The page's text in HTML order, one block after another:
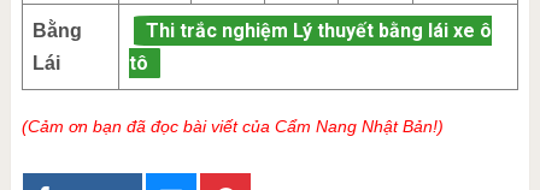
Bằng
Lái
Thi trắc nghiệm Lý thuyết bằng lái xe ô
tô
(Cảm ơn bạn đã đọc bài viết của Cẩm Nang Nhật Bản!)